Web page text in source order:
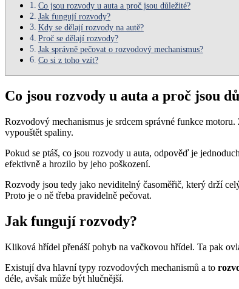
Co jsou rozvody u auta a proč jsou důležité?
Jak fungují rozvody?
Kdy se dělají rozvody na autě?
Proč se dělají rozvody?
Jak správně pečovat o rozvodový mechanismus?
Co si z toho vzít?
Co jsou rozvody u auta a proč jsou
Rozvodový mechanismus je srdcem správné funkce
vypouštět spaliny.
Pokud se ptáš, co jsou rozvody u auta, odpověď je
efektivně a hrozilo by jeho poškození.
Rozvody jsou tedy jako neviditelný časoměřič, který drží
Proto je o ně třeba pravidelně pečovat.
Jak fungují rozvody?
Kliková hřídel přenáší pohyb na vačkovou hřídel. Ta pak
Existují dva hlavní typy rozvodových mechanismů a to
déle, avšak může být hlučnější.